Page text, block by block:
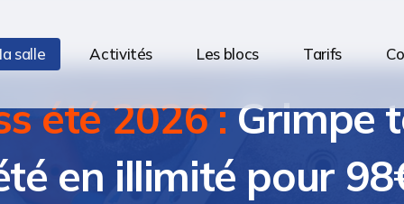
salle Activités Les blocs Tarifs
pass
été
été 2026 :Grimpe
en illimité pour